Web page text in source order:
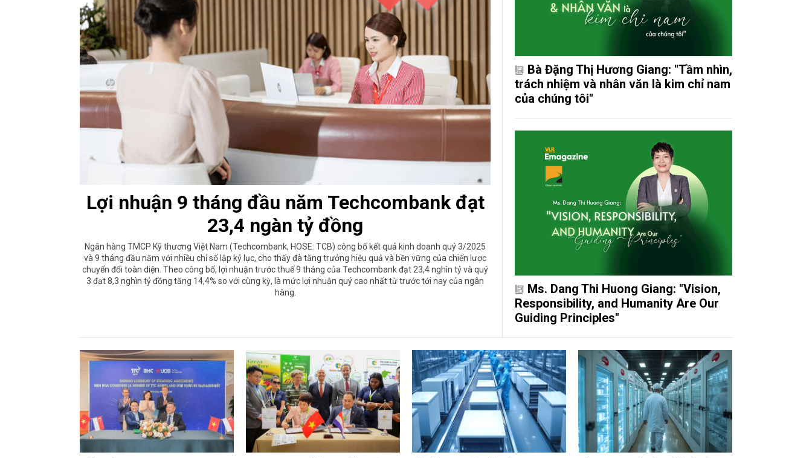
Lợi nhuận 9 tháng đầu năm Techcombank đạt
23,4 ngàn tỷ đồng
Ngân hàng TMCP Kỹ thương Việt Nam (Techcombank, HOSE: TCB) công bố kết quả kinh doanh quý 3/2025
và 9 tháng đầu năm với nhiều chỉ số lập kỷ lục, cho thấy đà tăng trưởng hiệu quả và bền vững của chiến lược
chuyển đổi toàn diện. Theo công bố, lợi nhuận trước thuế 9 tháng của Techcombank đạt 23,4 nghìn tỷ và quý
3 đạt 8,3 nghìn tỷ đồng tăng 14,4% so với cùng kỳ, là mức lợi nhuận quý cao nhất từ trước tới nay của ngân
hàng.
Bà Đặng Thị Hương Giang: "Tầm nhìn,
trách nhiệm và nhân văn là kim chỉ nam
của chúng tôi"
Ms. Dang Thi Huong Giang: "Vision,
Responsibility, and Humanity Are Our
Guiding Principles"